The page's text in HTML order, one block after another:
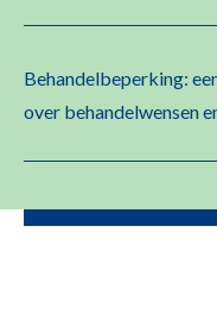
Behandelbeperking:
over behandelwensen